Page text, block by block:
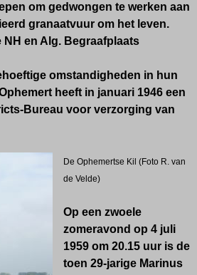
om gedwongen te werken aan
granaatvuur om het leven.
en Alg. Begraafplaats
omstandigheden in hun
heeft in januari 1946 een
Bureau voor verzorging van
De Ophemertse Kil (Foto R. van
de Velde)
Op een zwoele
zomeravond op 4 juli
1959 om 20.15 uur is de
toen 29-jarige Marinus